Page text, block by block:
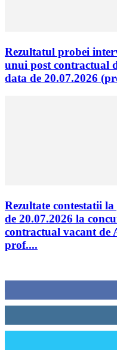
Rezultatul probei
unui post contractual
data de 20.07.2026
Rezultate contestatii
de 20.07.2026 la
contractual vacant de
prof....